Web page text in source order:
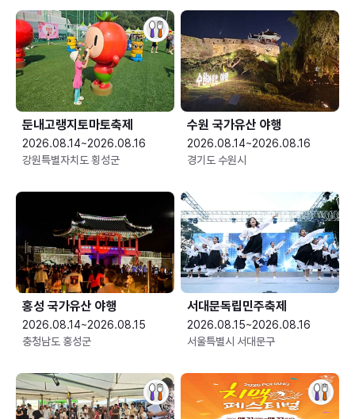
둔내고랭지토마토축제
2026.08.14~2026.08.16
강원특별자치도 횡성군
수원 국가유산 야행
2026.08.14~2026.08.16
경기도 수원시
홍성 국가유산 야행
2026.08.14~2026.08.15
충청남도 홍성군
서대문독립민주축제
2026.08.15~2026.08.16
서울특별시 서대문구